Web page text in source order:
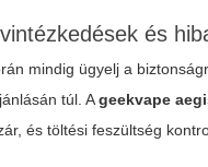
és
mindig ügyelj a
túl. Ageekvape
és töltési feszültség